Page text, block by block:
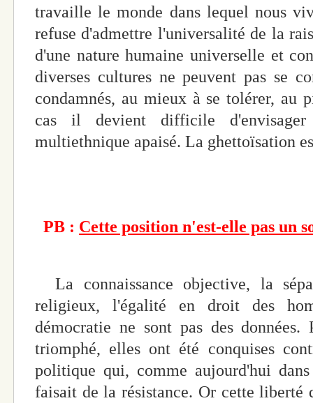
travaille le monde dans lequel nous
refuse d'admettre l'universalité de la
d'une nature humaine universelle et
diverses cultures ne peuvent pas se
condamnés, au mieux à se tolérer, au
cas il devient difficile
multiethnique apaisé. La ghettoïsation
PB : Cette position n'est-elle pas un
La connaissance objective, la
religieux, l'égalité en droit des
démocratie ne sont pas des
triomphé, elles ont été conquises
politique qui, comme aujourd'hui
faisait de la résistance. Or cette liberté